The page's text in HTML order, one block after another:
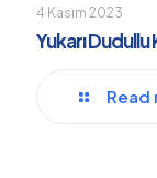
4 Kasım 2023
Yukarı Dudullu
Read